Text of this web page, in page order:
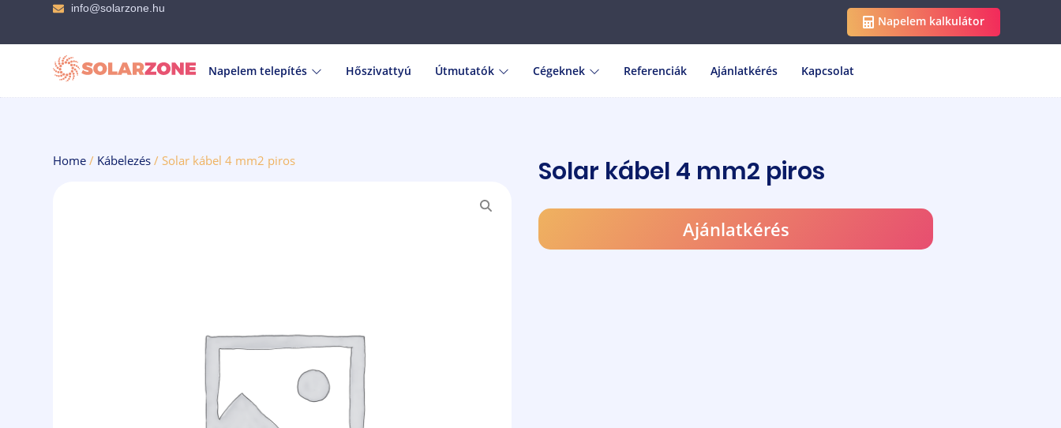
info@solarzone.hu
Napelem kalkulátor
Napelem telepítés Hőszivattyú Útmutatók Cégeknek Referenciák Ajánlatkérés Kapcsolat
Home / Kábelezés / Solar kábel 4 mm2 piros Solar kábel 4 mm2 piros
Ajánlatkérés